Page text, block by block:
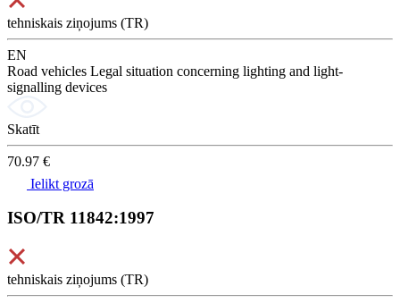
tehniskais ziņojums (TR)
EN
Road vehicles Legal situation concerning lighting and light-
signalling devices
Skatīt
70.97 €
Ielikt grozā
ISO/TR 11842:1997
tehniskais ziņojums (TR)